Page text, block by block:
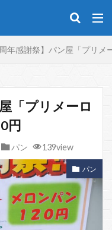
周年感謝祭】パン屋「プリ
「プリメーロ
円
パン 139view
パン